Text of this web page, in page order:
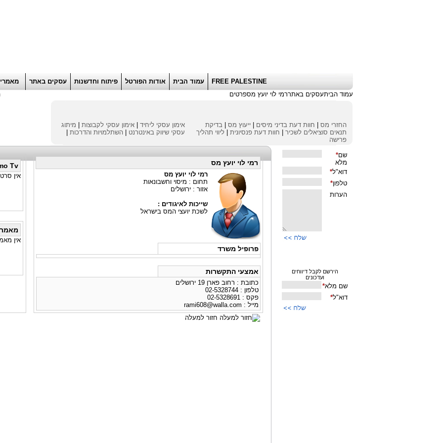
FREE PALESTINE עמוד הבית אודות הפורטל פיתוח וחדשנות עסקים באתר
עמוד הביתעסקים באתררמי לוי יועץ מספרטים
החזרי מס חוות דעת בדיני מיסים ייעוץ מס
בדיקת
תנאים סוציאלים לשכיר
חוות דעת פנסיונית
ליווי תהליך
פרישה
אימון עסקי ליחיד אימון עסקי לקבוצות
מיתוג
עסקי שיווק באינטרנט השתלמויות והדרכות
רמי לוי יועץ מס
רמי לוי יועץ מס
תחום : מיסוי וחשבונאות
אזור : ירושלים
שייכות לאיגודים :
לשכת יועצי המס בישראל
פרופיל משרד
אמצעי התקשרות
כתובת : רחוב פארן 19 ירושלים
טלפון : 02-5328744
פקס : 02-5328691
מייל : rami608@walla.com
Tv
אין
אין
חזור למעלה